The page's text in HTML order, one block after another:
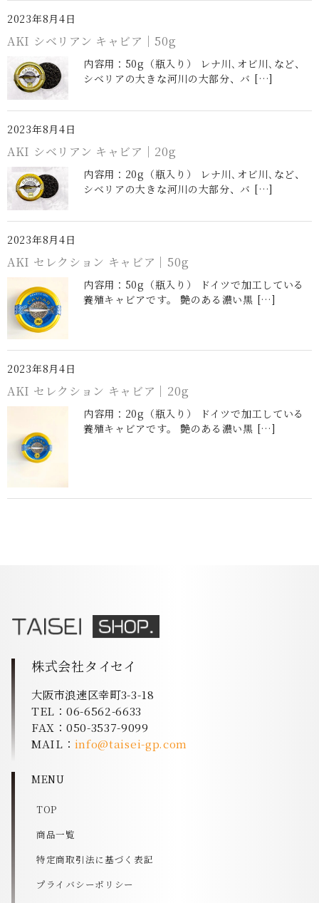
2023年8月4日
AKI シベリアン キャビア｜50g
内容用：50g（瓶入り） レナ川､オビ川､など、
シベリアの大きな河川の大部分、バ […]
2023年8月4日
AKI シベリアン キャビア｜20g
内容用：20g（瓶入り） レナ川､オビ川､など、
シベリアの大きな河川の大部分、バ […]
2023年8月4日
AKI セレクション キャビア｜50g
内容用：50g（瓶入り） ドイツで加工している
養殖キャビアです。 艶のある濃い黒 […]
2023年8月4日
AKI セレクション キャビア｜20g
内容用：20g（瓶入り） ドイツで加工している
養殖キャビアです。 艶のある濃い黒 […]
株式会社タイセイ
大阪市浪速区幸町3-3-18
TEL：06-6562-6633
FAX：050-3537-9099
MAIL： info@taisei-gp.com
MENU
TOP
商品一覧
特定商取引法に基づく表記
プライバシーポリシー